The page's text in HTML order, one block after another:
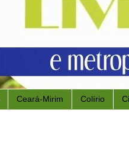
Ceará-Mirim Colírio